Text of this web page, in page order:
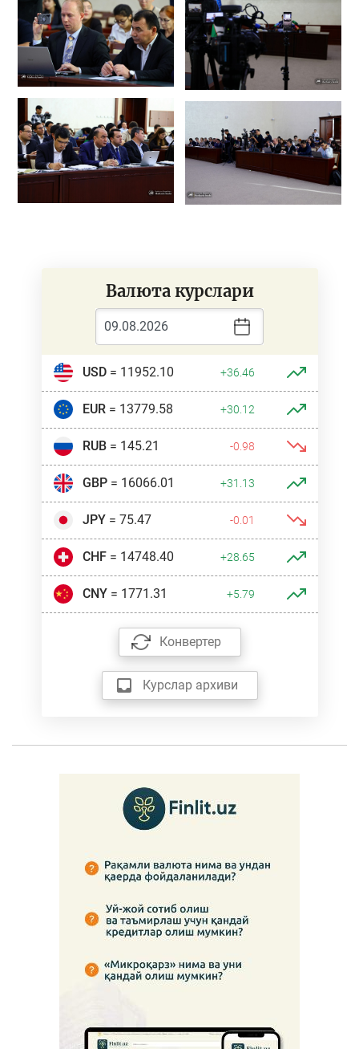
Валюта курслари
USD= 11952.10 +36.46
EUR= 13779.58 +30.12
RUB= 145.21 -0.98
GBP= 16066.01 +31.13
JPY= 75.47 -0.01
CHF= 14748.40 +28.65
CNY= 1771.31 +5.79
Конвертер
Курслар архиви